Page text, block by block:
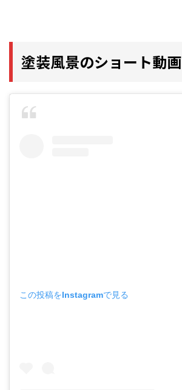
塗装風景のショート動画
この投稿をInstagramで見る